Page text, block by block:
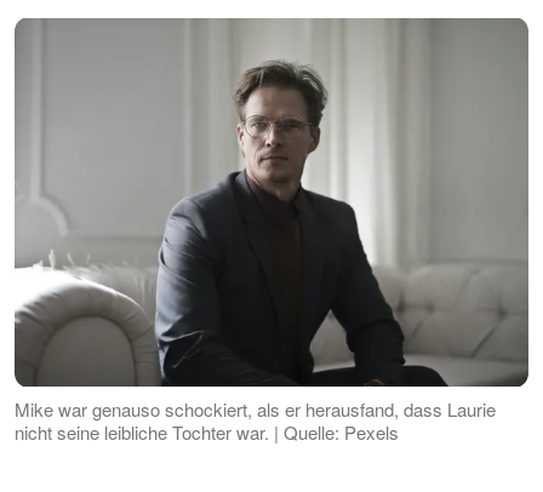
Mike war genauso schockiert, als er herausfand, dass Laurie
nicht seine leibliche Tochter war. | Quelle: Pexels